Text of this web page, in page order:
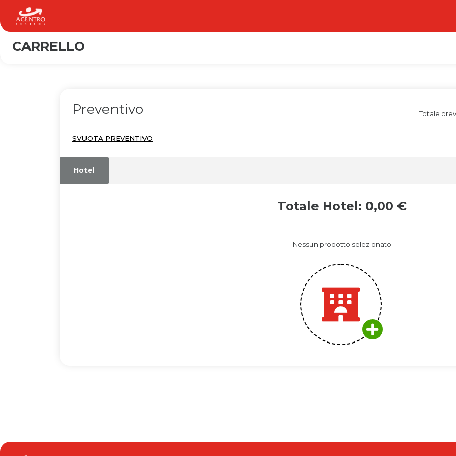
CARRELLO
Preventivo Totale
SVUOTA PREVENTIVO
Hotel
Totale Hotel: 0,00 €
Nessun prodotto selezionato